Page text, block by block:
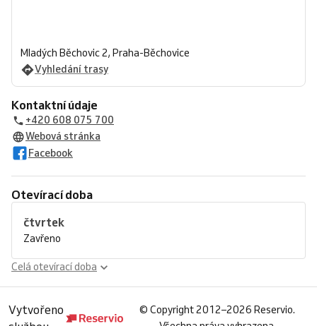
Mladých Běchovic 2, Praha-Běchovice
Vyhledání trasy
Kontaktní údaje
+420 608 075 700
Webová stránka
Facebook
Otevírací doba
čtvrtek
Zavřeno
Celá otevírací doba
Vytvořeno
© Copyright 2012–2026 Reservio.